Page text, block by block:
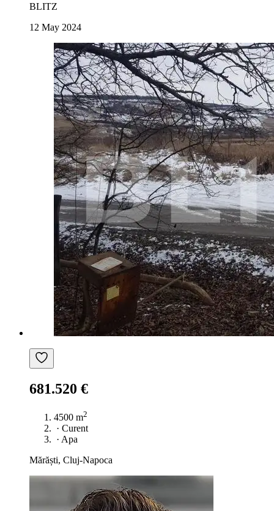
BLITZ
12 May 2024
681.520 €
4500 m2
· Curent
· Apa
Mărăști, Cluj-Napoca